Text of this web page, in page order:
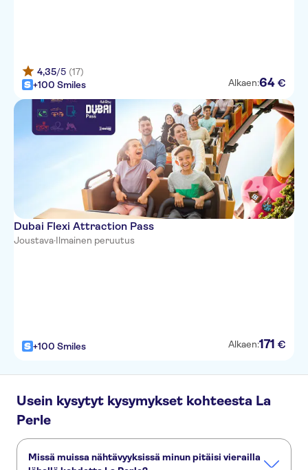
4,35/5 (17)
+100 Smiles
Alkaen:64 €
Dubai Flexi Attraction Pass
Joustava·Ilmainen peruutus
+100 Smiles Alkaen:171 €
Usein kysytyt kysymykset kohteesta La
Perle
Missä muissa nähtävyyksissä minun pitäisi vierailla